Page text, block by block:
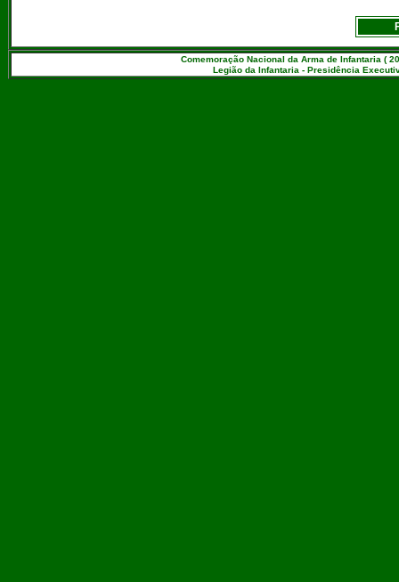
Comemoração Nacional da Arma de Infantaria (
Legião da Infantaria - Presidência